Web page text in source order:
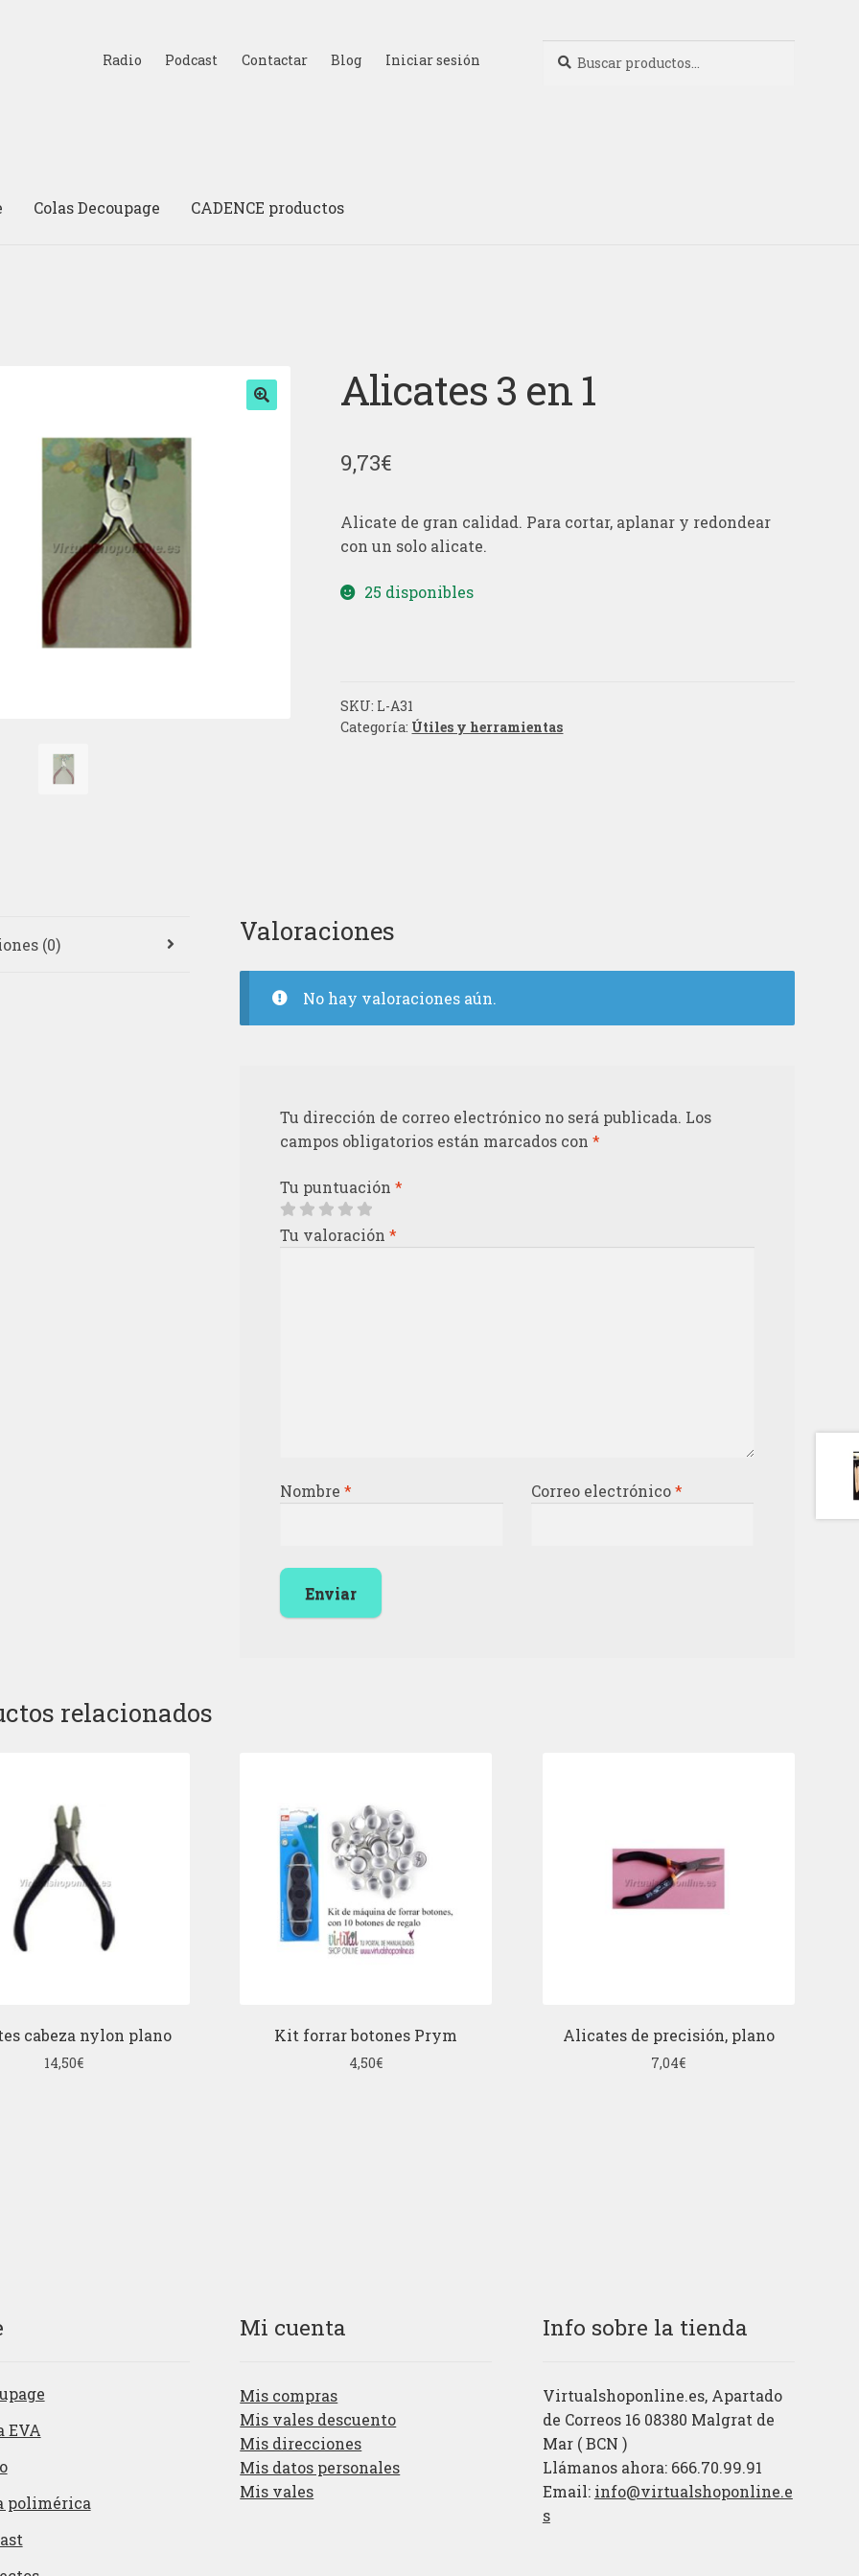
Radio Podcast Contactar Blog Iniciar sesión
por:
Colas Decoupage CADENCE productos
Alicates 3 en 1
9,73€
Alicate de gran calidad. Para cortar, aplanar y redondear
con un solo alicate.
25 disponibles
SKU: L-A31
Categoría: Útiles y herramientas
(0) Valoraciones
No hay valoraciones aún.
Tu dirección de correo electrónico no será publicada. Los
campos obligatorios están marcados con*
Tu puntuación*
Tu valoración*
Nombre* Correo electrónico*
relacionados
cabeza nylon plano
14,50€
Kit forrar botones Prym
4,50€
Alicates de precisión, plano
7,04€
EVA
polimérica
Mi cuenta
Mis compras
Mis vales descuento
Mis direcciones
Mis datos personales
Mis vales
Info sobre la tienda
Virtualshoponline.es, Apartado
de Correos 16 08380 Malgrat de
Mar ( BCN )
Llámanos ahora: 666.70.99.91
Email: info@virtualshoponline.e
s